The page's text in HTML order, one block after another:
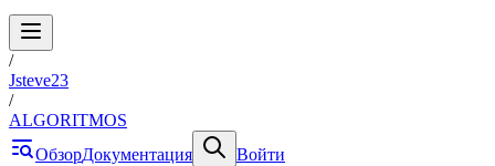
/
Jsteve23
/
ALGORITMOS
ОбзорДокументация
Войти